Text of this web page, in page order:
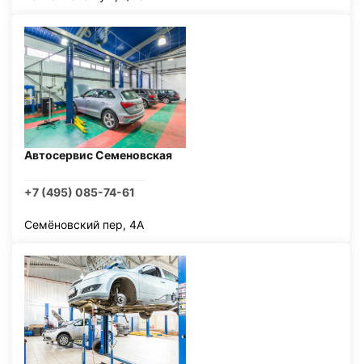
Автосервис Семеновская
+7 (495) 085-74-61
Семёновский пер, 4А